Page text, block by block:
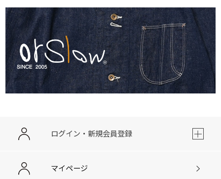
ログイン・新規会員登録
マイページ